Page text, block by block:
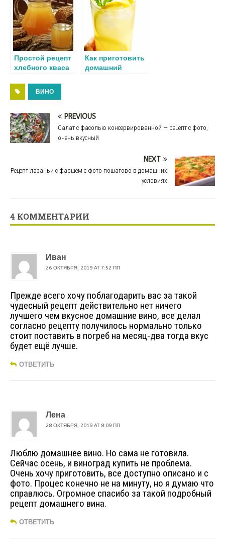
Простой рецепт
хлебного кваса
условиях
Как приготовить
домашний
ВИНО
PREVIOUS
Салат с фасолью консервированной — рецепт с фото,
очень вкусный
NEXT
Рецепт лазаньи с фаршем с фото пошагово в домашних
условиях
4 КОММЕНТАРИИ
Иван
26 ОКТЯБРЯ, 2019 AT 7:52 ПП
Прежде всего хочу поблагодарить вас за такой
чудесный рецепт действительно нет ничего
лучшего чем вкусное домашние вино, все делал
согласно рецепту получилось нормально только
стоит поставить в погреб на месяц-два тогда вкус
будет ещё лучше.
ОТВЕТИТЬ
Лена
28 ОКТЯБРЯ, 2019 AT 8:09 ПП
Люблю домашнее вино. Но сама не готовила.
Сейчас осень, и виноград купить не проблема.
Очень хочу приготовить, все доступно описано и с
фото. Процес конечно не на минуту, но я думаю что
справлюсь. Огромное спасибо за такой подробный
рецепт домашнего вина.
ОТВЕТИТЬ